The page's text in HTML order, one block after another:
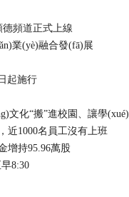
頻道正式上線
業(yè)融合發(fā)展
起施行
“搬”進校園、讓學
，近1000名員工沒有上班
增持95.96萬股
8:30